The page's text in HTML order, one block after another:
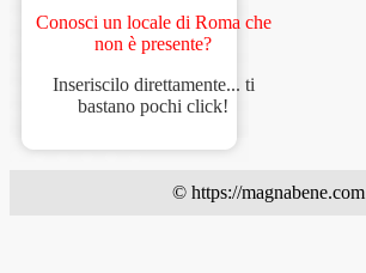
Conosci un locale di Roma che
non è presente?
Inseriscilo direttamente... ti
bastano pochi click!
© https://magnabene.com